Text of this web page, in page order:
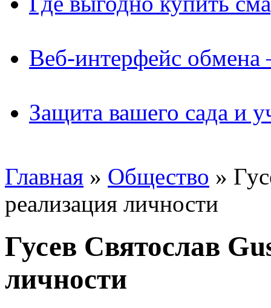
Веб-интерфейс
Защита вашего сада и
Главная » Общество »
реализация личности
Гусев Святослав
личности